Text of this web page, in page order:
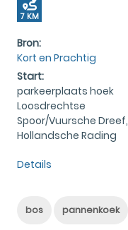
7 KM
Bron:
Kort en Prachtig
Start:
parkeerplaats hoek
Loosdrechtse
Spoor/Vuursche Dreef,
Hollandsche Rading
Details
bos pannenkoek